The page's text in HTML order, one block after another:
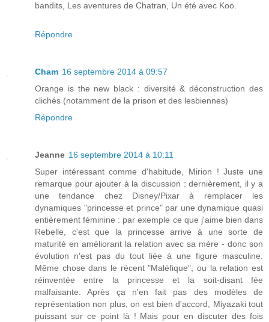
bandits, Les aventures de Chatran, Un été avec Koo.
Répondre
Cham 16 septembre 2014 à 09:57
Orange is the new black : diversité & déconstruction des
clichés (notamment de la prison et des lesbiennes)
Répondre
Jeanne 16 septembre 2014 à 10:11
Super intéressant comme d'habitude, Mirion ! Juste une
remarque pour ajouter à la discussion : dernièrement, il y a
une tendance chez Disney/Pixar à remplacer les
dynamiques "princesse et prince" par une dynamique quasi
entièrement féminine : par exemple ce que j'aime bien dans
Rebelle, c'est que la princesse arrive à une sorte de
maturité en améliorant la relation avec sa mère - donc son
évolution n'est pas du tout liée à une figure masculine.
Même chose dans le récent "Maléfique", ou la relation est
réinventée entre la princesse et la soit-disant fée
malfaisante. Après ça n'en fait pas des modèles de
représentation non plus, on est bien d'accord, Miyazaki tout
puissant sur ce point là ! Mais pour en discuter des fois